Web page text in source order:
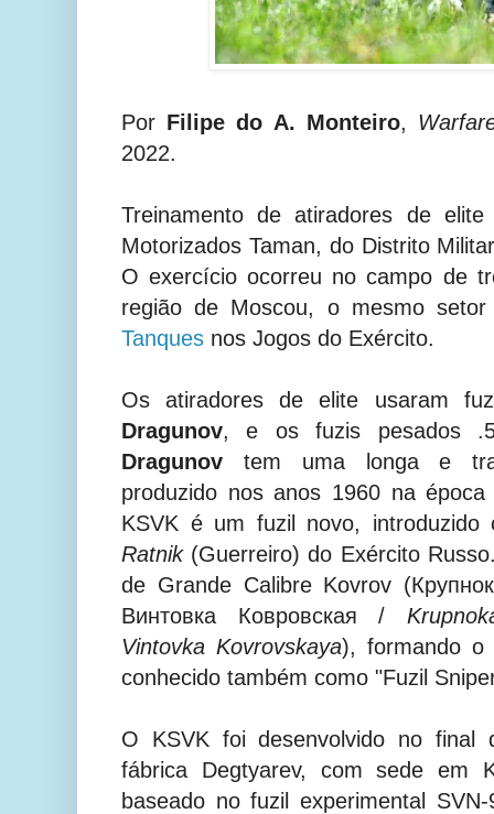
Por Filipe do A. Monteiro,
2022.
Treinamento de atiradores de
Motorizados Taman, do Distrito
O exercício ocorreu no campo de
região de Moscou, o mesmo
Tanques nos Jogos do Exército.
Os atiradores de elite usaram
Dragunov, e os fuzis pesados
Dragunov tem uma longa e
produzido nos anos 1960 na
KSVK é um fuzil novo, introduzido
Ratnik (Guerreiro) do Exército
de Grande Calibre Kovrov
Винтовка Ковровская /
Vintovka Kovrovskaya), formando
conhecido também como "Fuzil
O KSVK foi desenvolvido no final
fábrica Degtyarev, com sede em
baseado no fuzil experimental